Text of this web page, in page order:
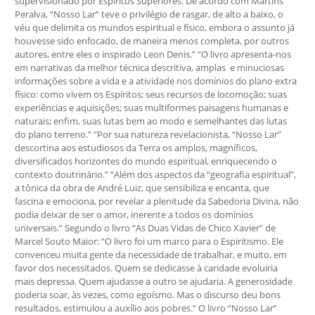
Peralva, “Nosso Lar” teve o privilégio de rasgar, de alto a baixo, o
véu que delimita os mundos espiritual e físico, embora o assunto já
houvesse sido enfocado, de maneira menos completa, por outros
autores, entre eles o inspirado Leon Denis.” “O livro apresenta-nos
em narrativas da melhor técnica descritiva, amplas e minuciosas
informações sobre a vida e a atividade nos domínios do plano extra
físico: como vivem os Espíritos; seus recursos de locomoção; suas
experiências e aquisições; suas multiformes paisagens humanas e
naturais; enfim, suas lutas bem ao modo e semelhantes das lutas
do plano terreno.” “Por sua natureza revelacionista, “Nosso Lar”
descortina aos estudiosos da Terra os amplos, magníficos,
diversificados horizontes do mundo espiritual, enriquecendo o
contexto doutrinário.” “Além dos aspectos da “geografia espiritual”,
a tônica da obra de André Luiz, que sensibiliza e encanta, que
fascina e emociona, por revelar a plenitude da Sabedoria Divina, não
podia deixar de ser o amor, inerente a todos os domínios
universais.” Segundo o livro “As Duas Vidas de Chico Xavier” de
Marcel Souto Maior: “O livro foi um marco para o Espiritismo. Ele
convenceu muita gente da necessidade de trabalhar, e muito, em
favor dos necessitados. Quem se dedicasse à caridade evoluiria
mais depressa. Quem ajudasse a outro se ajudaria. A generosidade
poderia soar, às vezes, como egoísmo. Mas o discurso deu bons
resultados, estimulou a auxílio aos pobres.” O livro “Nosso Lar”